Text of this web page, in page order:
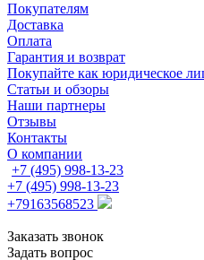
Покупателям
Доставка
Оплата
Гарантия и возврат
Покупайте как юридическое
Статьи и обзоры
Наши партнеры
Отзывы
Контакты
О компании
+7 (495) 998-13-23
+7 (495) 998-13-23
+79163568523
Заказать звонок
Задать вопрос